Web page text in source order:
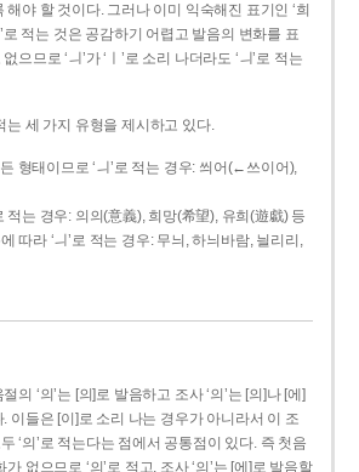
해야 할 것이다. 그러나 이미 익숙해진 표기인 ‘희
’로 적는 것은 공감하기 어렵고 발음의 변화를 표
으므로 ‘ㅢ’가 ‘ㅣ’로 소리 나더라도 ‘ㅢ’로 적는
는 세 가지 유형을 제시하고 있다.
형태이므로 ‘ㅢ’로 적는 경우: 씌어(←쓰이어),
적는 경우: 의의(意義), 희망(希望), 유희(遊戱) 등
따라 ‘ㅢ’로 적는 경우: 무늬, 하늬바람, 늴리리,
의 ‘의’는 [의]로 발음하고 조사 ‘의’는 [의]나 [에]
이들은 [이]로 소리 나는 경우가 아니라서 이 조
‘의’로 적는다는 점에서 공통점이 있다. 즉 첫음
가 없으므로 ‘의’로 적고, 조사 ‘의’는 [에]로 발음할